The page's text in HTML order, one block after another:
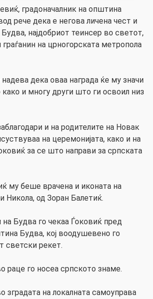
градоначалник на општина
рече дека е негова личена чест и
најдобриот теинсер во светот,
на црногорската метропола
надева дека оваа награда ќе му значи
и многу други што ги освоил низ
и на родителите на Новак
на церемонијата, како и на
за се што направи за српската
му беше врачена и иконата на
Никола, од Зоран Балетиќ.
Будва го чекаа Ѓоковиќ пред
Будва, кој воодушевено го
светски рекет.
раце го носеа српското знаме.
зградата на локалната самоуправа